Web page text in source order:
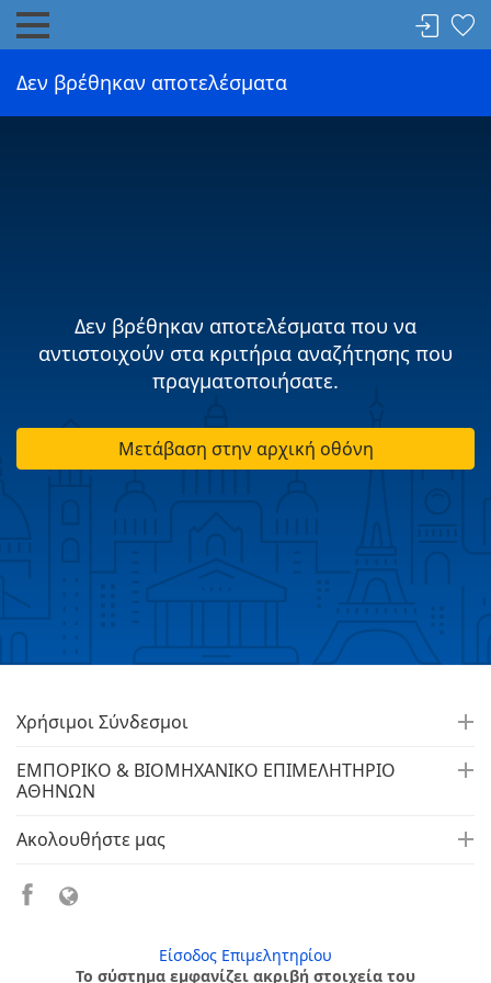
Δεν βρέθηκαν αποτελέσματα
Δεν βρέθηκαν αποτελέσματα που να
αντιστοιχούν στα κριτήρια αναζήτησης που
πραγματοποιήσατε.
Μετάβαση στην αρχική οθόνη
Χρήσιμοι Σύνδεσμοι
ΕΜΠΟΡΙΚΟ & ΒΙΟΜΗΧΑΝΙΚΟ ΕΠΙΜΕΛΗΤΗΡΙΟ
ΑΘΗΝΩΝ
Ακολουθήστε μας
Είσοδος Επιμελητηρίου
Το σύστημα εμφανίζει ακριβή στοιχεία του